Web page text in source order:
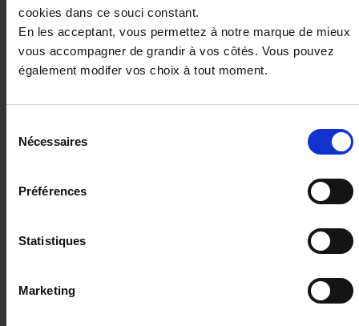
cookies dans ce souci constant.
En les acceptant, vous permettez à notre marque de mieux
vous accompagner de grandir à vos côtés. Vous pouvez
également modifer vos choix à tout moment.
Nécessaires
Préférences
Statistiques
Marketing
CITROEN C5 AIRCROSS
ou à partir de